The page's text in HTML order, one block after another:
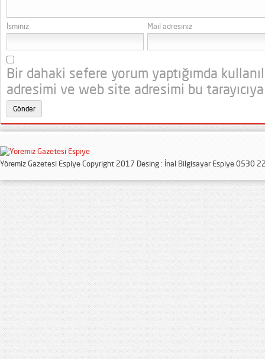
İsminiz Mail adresiniz
Bir dahaki sefere yorum yaptığımda
adresimi ve web site adresimi bu
Yöremiz Gazetesi Espiye Copyright 2017 Desing : İnal Bilgisayar Espiye 0530